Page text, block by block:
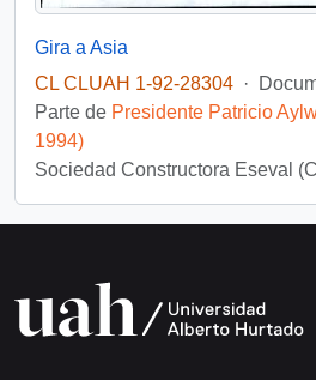
Gira a Asia
CL CLUAH 1-92-28304 ·
Parte de Presidente Patricio
1994)
Sociedad Constructora Eseval